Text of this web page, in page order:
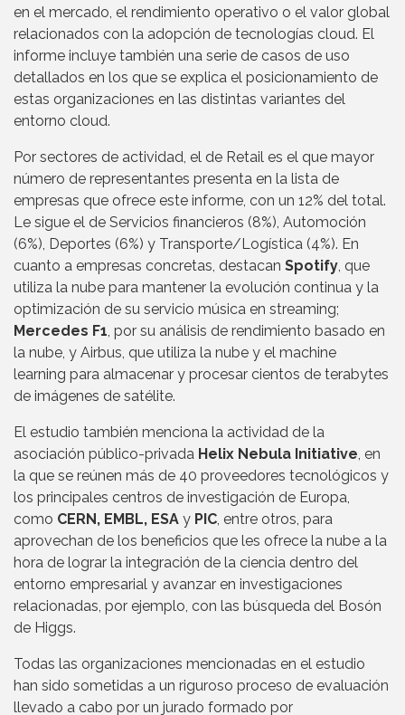
en el mercado, el rendimiento operativo o el valor global
relacionados con la adopción de tecnologías cloud. El
informe incluye también una serie de casos de uso
detallados en los que se explica el posicionamiento de
estas organizaciones en las distintas variantes del
entorno cloud.
Por sectores de actividad, el de Retail es el que mayor
número de representantes presenta en la lista de
empresas que ofrece este informe, con un 12% del total.
Le sigue el de Servicios financieros (8%), Automoción
(6%), Deportes (6%) y Transporte/Logística (4%). En
cuanto a empresas concretas, destacan Spotify , que
utiliza la nube para mantener la evolución continua y la
optimización de su servicio música en streaming;
Mercedes F1 , por su análisis de rendimiento basado en
la nube, y Airbus, que utiliza la nube y el machine
learning para almacenar y procesar cientos de terabytes
de imágenes de satélite.
El estudio también menciona la actividad de la
asociación público-privada Helix Nebula Initiative , en
la que se reúnen más de 40 proveedores tecnológicos y
los principales centros de investigación de Europa,
como CERN, EMBL, ESA y PIC , entre otros, para
aprovechan de los beneficios que les ofrece la nube a la
hora de lograr la integración de la ciencia dentro del
entorno empresarial y avanzar en investigaciones
relacionadas, por ejemplo, con las búsqueda del Bosón
de Higgs.
Todas las organizaciones mencionadas en el estudio
han sido sometidas a un riguroso proceso de evaluación
llevado a cabo por un jurado formado por